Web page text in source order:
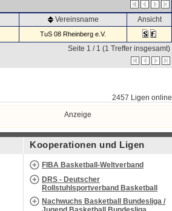
Vereinsname Ansicht
TuS 08 Rheinberg e.V.
Seite 1 / 1 (1 Treffer insgesamt)
2457 Ligen online
Anzeige
Kooperationen und Ligen
FIBA Basketball-Weltverband
DRS - Deutscher
Rollstuhlsportverband Basketball
Nachwuchs Basketball Bundesliga /
Jugend Basketball Bundesliga